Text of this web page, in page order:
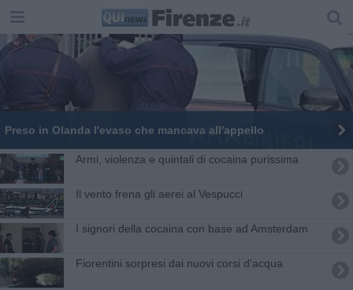
Preso in Olanda l'evaso che mancava all'appello
Armi, violenza e quintali di cocaina purissima
Il vento frena gli aerei al Vespucci
I signori della cocaina con base ad Amsterdam
Fiorentini sorpresi dai nuovi corsi d'acqua